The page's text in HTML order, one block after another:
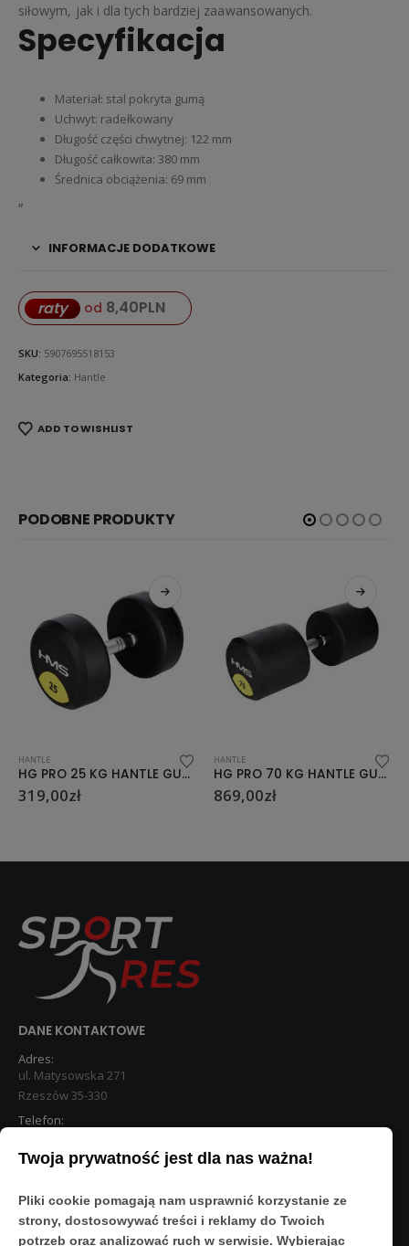
siłowym, jak i dla tych bardziej zaawansowanych.
Specyfikacja
Materiał: stal pokryta gumą
Uchwyt: radełkowany
Długość części chwytnej: 122 mm
Długość całkowita: 380 mm
Średnica obciążenia: 69 mm
„
INFORMACJE DODATKOWE
raty od 8,40PLN
SKU: 5907695518153
Kategoria: Hantle
ADD TO WISHLIST
PODOBNE PRODUKTY
HG PRO 25 KG HANTLE GUMOWANE HMS HG PRO 70 KG HANTLE GUMOWANE HMS
DANE KONTAKTOWE
Adres:
ul. Matysowska 271
Rzeszów 35-330
Telefon:
STREFA KLIENTA
Moje konto
O Nas
Twoja prywatność jest dla nas ważna!
Pliki cookie pomagają nam usprawnić korzystanie ze
strony, dostosowywać treści i reklamy do Twoich
potrzeb oraz analizować ruch w serwisie. Wybierając